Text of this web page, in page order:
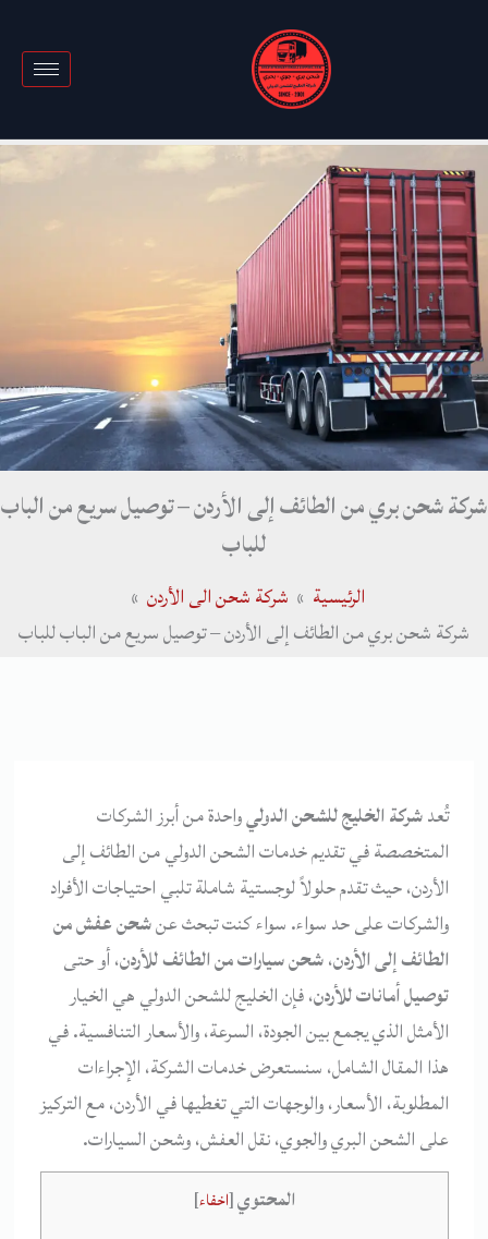
شركة شحن بري من الطائف إلى الأردن – توصيل سريع من الباب
للباب
الرئيسية
شركة شحن الى الأردن
شركة شحن بري من الطائف إلى الأردن – توصيل سريع من الباب للباب
تُعدشركة الخليج للشحن الدوليواحدة من أبرز الشركات
المتخصصة في تقديم خدمات الشحن الدولي من الطائف إلى
الأردن، حيث تقدم حلولاً لوجستية شاملة تلبي احتياجات الأفراد
والشركات على حد سواء. سواء كنت تبحث عنشحن عفش من
الطائف إلى الأردن،شحن سيارات من الطائف للأردن، أو حتى
توصيل أمانات للأردن، فإن الخليج للشحن الدولي هي الخيار
الأمثل الذي يجمع بين الجودة، السرعة، والأسعار التنافسية. في
هذا المقال الشامل، سنستعرض خدمات الشركة، الإجراءات
المطلوبة، الأسعار، والوجهات التي تغطيها في الأردن، مع التركيز
على الشحن البري والجوي، نقل العفش، وشحن السيارات.
المحتوي[اخفاء]